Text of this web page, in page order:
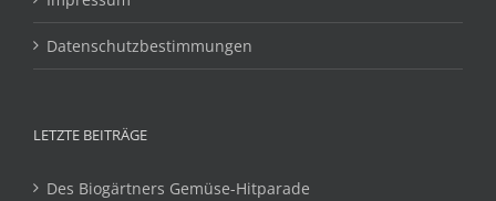
Datenschutzbestimmungen
LETZTE BEITRÄGE
Des Biogärtners Gemüse-Hitparade